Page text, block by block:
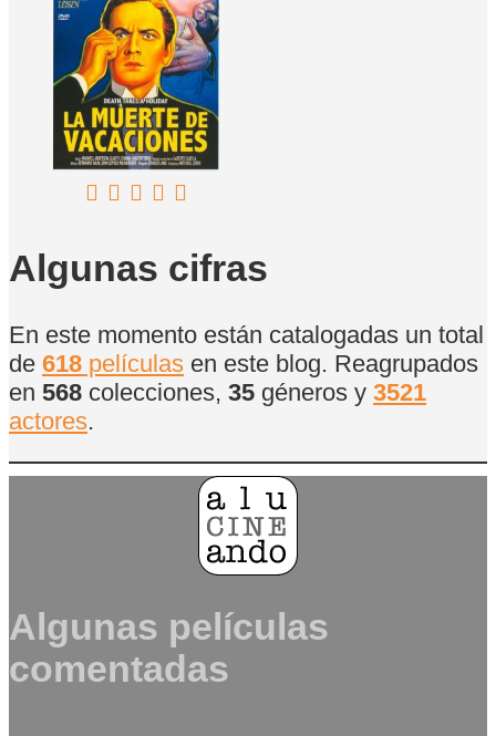
Algunas cifras
En este momento están catalogadas un total
de 618 películas en este blog. Reagrupados
en 568 colecciones, 35 géneros y 3521
actores.
Algunas películas
comentadas